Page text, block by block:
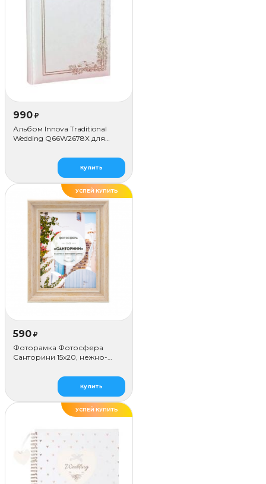
990 ₽
Альбом Innova Traditional
Wedding Q66W2678X для
Купить
УСПЕЙ КУПИТЬ
ДЕЛАЕМ САМИ
590 ₽
Фоторамка Фотосфера
Санторини 15x20, нежно-
Купить
УСПЕЙ КУПИТЬ